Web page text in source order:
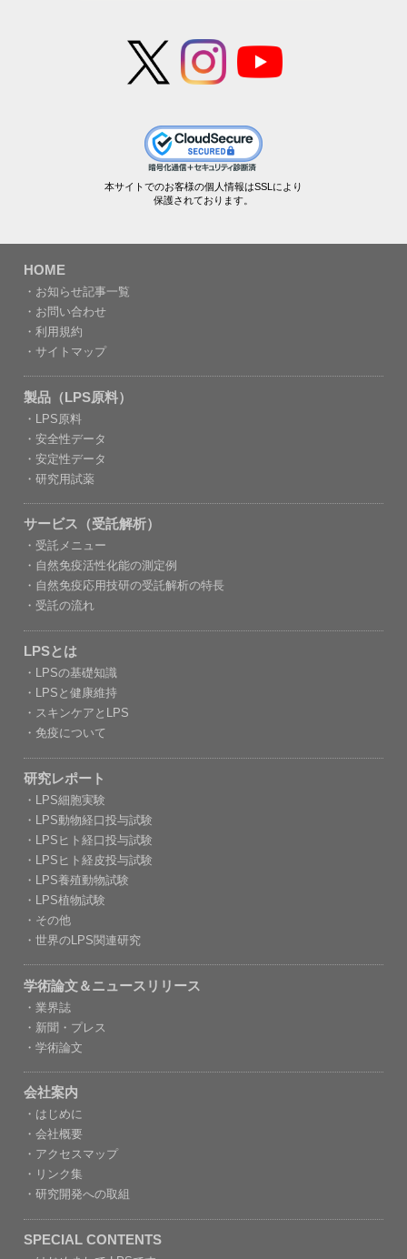
本サイトでのお客様の個人情報はSSLにより
保護されております。
HOME
・お知らせ記事一覧
・お問い合わせ
・利用規約
・サイトマップ
製品（LPS原料）
・LPS原料
・安全性データ
・安定性データ
・研究用試薬
サービス（受託解析）
・受託メニュー
・自然免疫活性化能の測定例
・自然免疫応用技研の受託解析の特長
・受託の流れ
LPSとは
・LPSの基礎知識
・LPSと健康維持
・スキンケアとLPS
・免疫について
研究レポート
・LPS細胞実験
・LPS動物経口投与試験
・LPSヒト経口投与試験
・LPSヒト経皮投与試験
・LPS養殖動物試験
・LPS植物試験
・その他
・世界のLPS関連研究
学術論文＆ニュースリリース
・業界誌
・新聞・プレス
・学術論文
会社案内
・はじめに
・会社概要
・アクセスマップ
・リンク集
・研究開発への取組
SPECIAL CONTENTS